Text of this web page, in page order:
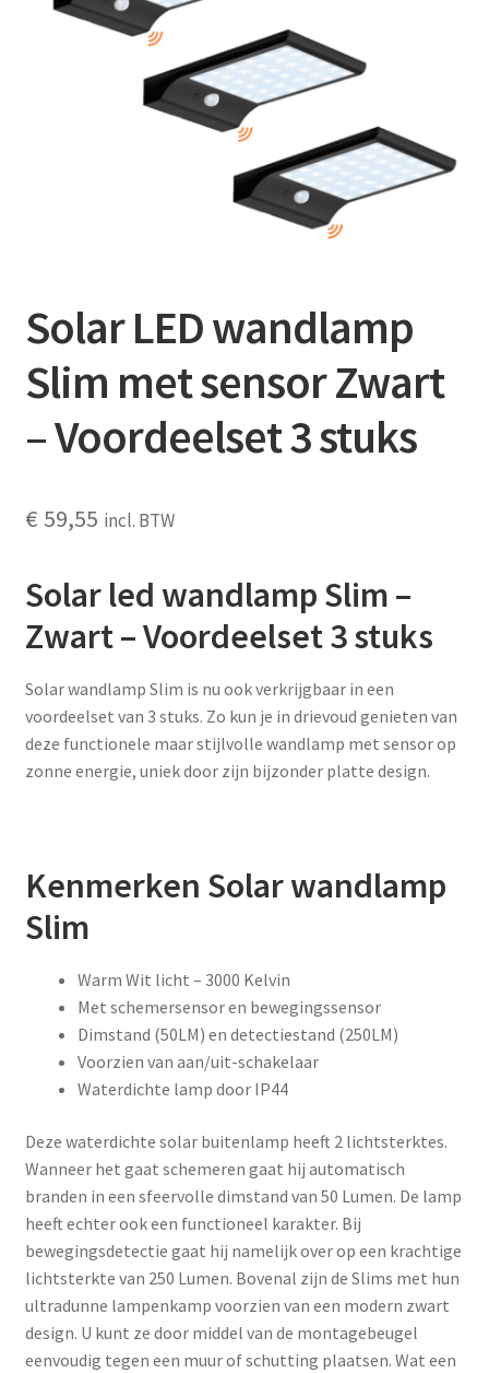
Solar LED wandlamp
Slim met sensor Zwart
– Voordeelset 3 stuks
€ 59,55 incl. BTW
Solar led wandlamp Slim –
Zwart – Voordeelset 3 stuks
Solar wandlamp Slim is nu ook verkrijgbaar in een
voordeelset van 3 stuks. Zo kun je in drievoud genieten van
deze functionele maar stijlvolle wandlamp met sensor op
zonne energie, uniek door zijn bijzonder platte design.
Kenmerken Solar wandlamp
Slim
Warm Wit licht – 3000 Kelvin
Met schemersensor en bewegingssensor
Dimstand (50LM) en detectiestand (250LM)
Voorzien van aan/uit-schakelaar
Waterdichte lamp door IP44
Deze waterdichte solar buitenlamp heeft 2 lichtsterktes.
Wanneer het gaat schemeren gaat hij automatisch
branden in een sfeervolle dimstand van 50 Lumen. De lamp
heeft echter ook een functioneel karakter. Bij
bewegingsdetectie gaat hij namelijk over op een krachtige
lichtsterkte van 250 Lumen. Bovenal zijn de Slims met hun
ultradunne lampenkamp voorzien van een modern zwart
design. U kunt ze door middel van de montagebeugel
eenvoudig tegen een muur of schutting plaatsen. Wat een